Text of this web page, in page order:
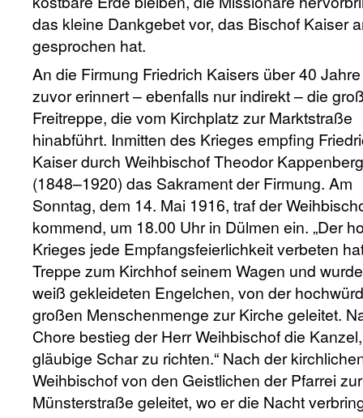
das kleine Dankgebet vor, das Bischof Kaiser
gesprochen hat.
An die Firmung Friedrich Kaisers über 40 Jahre
zuvor erinnert – ebenfalls nur indirekt – die
Freitreppe, die vom Kirchplatz zur Marktstraße
hinabführt. Inmitten des Krieges empfing
Kaiser durch Weihbischof Theodor Kappenberg
(1848–1920) das Sakrament der Firmung. Am
Sonntag, dem 14. Mai 1916, traf der
kommend, um 18.00 Uhr in Dülmen ein. „Der
Krieges jede Empfangsfeierlichkeit verbeten
Treppe zum Kirchhof seinem Wagen und
weiß gekleideten Engelchen, von der
großen Menschenmenge zur Kirche geleitet.
Chore bestieg der Herr Weihbischof die
gläubige Schar zu richten.“ Nach der
Weihbischof von den Geistlichen der Pfarrei
Münsterstraße geleitet, wo er die Nacht